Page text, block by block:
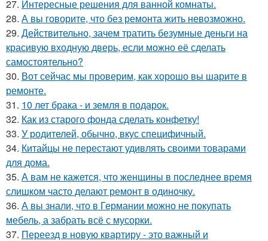
27. Интересные решения для ванной комнаты.
28. А вы говорите, что без ремонта жить невозможно.
29. Действительно, зачем тратить безумные деньги на
красивую входную дверь, если можно её сделать
самостоятельно?
30. Вот сейчас мы проверим, как хорошо вы шарите в
ремонте.
31. 10 лет брака - и земля в подарок.
32. Как из старого фонда сделать конфетку!
33. У родителей, обычно, вкус специфичный.
34. Китайцы не перестают удивлять своими товарами
для дома.
35. А вам не кажется, что женщины в последнее время
слишком часто делают ремонт в одиночку.
36. А вы знали, что в Германии можно не покупать
мебель, а забрать всё с мусорки.
37. Переезд в новую квартиру - это важный и